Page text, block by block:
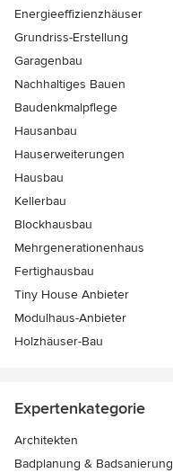
Energieeffizienzhäuser
Grundriss-Erstellung
Garagenbau
Nachhaltiges Bauen
Baudenkmalpflege
Hausanbau
Hauserweiterungen
Hausbau
Kellerbau
Blockhausbau
Mehrgenerationenhaus
Fertighausbau
Tiny House Anbieter
Modulhaus-Anbieter
Holzhäuser-Bau
Expertenkategorie
Architekten
Badplanung & Badsanierung